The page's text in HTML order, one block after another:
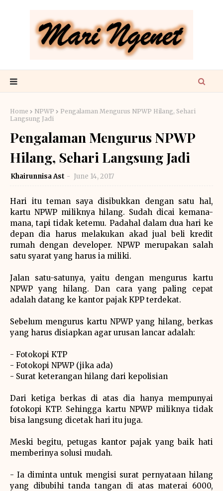
Home NPWP
Pengalaman Mengurus NPWP Hilang, Sehari
Langsung Jadi
Pengalaman Mengurus NPWP
Hilang, Sehari Langsung Jadi
Khairunnisa Ast June 14, 2017
Hari itu teman saya disibukkan dengan satu hal,
kartu NPWP miliknya hilang. Sudah dicai kemana-
mana, tapi tidak ketemu. Padahal dalam dua hari ke
depan dia harus melakukan akad jual beli kredit
rumah dengan developer. NPWP merupakan salah
satu syarat yang harus ia miliki.
Jalan satu-satunya, yaitu dengan mengurus kartu
NPWP yang hilang. Dan cara yang paling cepat
adalah datang ke kantor pajak KPP terdekat.
Sebelum mengurus kartu NPWP yang hilang, berkas
yang harus disiapkan agar urusan lancar adalah:
- Fotokopi KTP
- Fotokopi NPWP (jika ada)
- Surat keterangan hilang dari kepolisian
Dari ketiga berkas di atas dia hanya mempunyai
fotokopi KTP. Sehingga kartu NPWP miliknya tidak
bisa langsung dicetak hari itu juga.
Meski begitu, petugas kantor pajak yang baik hati
memberinya solusi mudah.
- Ia diminta untuk mengisi surat pernyataan hilang
yang dibubihi tanda tangan di atas materai 6000,